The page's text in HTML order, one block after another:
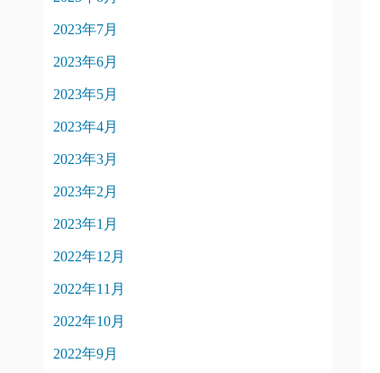
2023年7月
2023年6月
2023年5月
2023年4月
2023年3月
2023年2月
2023年1月
2022年12月
2022年11月
2022年10月
2022年9月